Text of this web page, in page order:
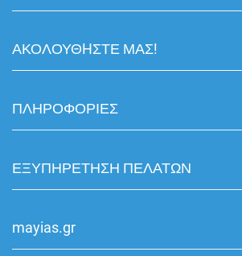
ΑΚΟΛΟΥΘHΣΤΕ ΜΑΣ!
ΠΛΗΡΟΦΟΡΙΕΣ
ΕΞΥΠΗΡΕΤΗΣΗ ΠΕΛΑΤΩΝ
mayias.gr